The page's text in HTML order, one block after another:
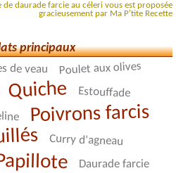
de daurade farcie au céleri vous est proposée
gracieusement par Ma P'tite Recette
principaux
de veau Poulet aux olives
Quiche Estouffade
Poivrons farcis
Curry d'agneau
Daurade farcie